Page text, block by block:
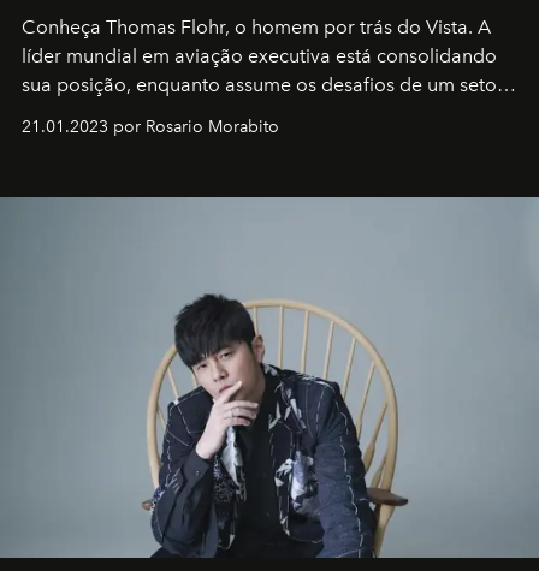
Conheça Thomas Flohr, o homem por trás do Vista. A
líder mundial em aviação executiva está consolidando
sua posição, enquanto assume os desafios de um setor
21.01.2023 por Rosario Morabito